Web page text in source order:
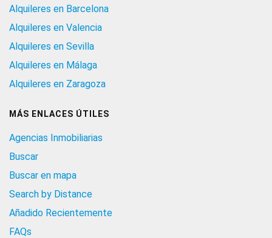
Alquileres en Barcelona
Alquileres en Valencia
Alquileres en Sevilla
Alquileres en Málaga
Alquileres en Zaragoza
MÁS ENLACES ÚTILES
Agencias Inmobiliarias
Buscar
Buscar en mapa
Search by Distance
Añadido Recientemente
FAQs